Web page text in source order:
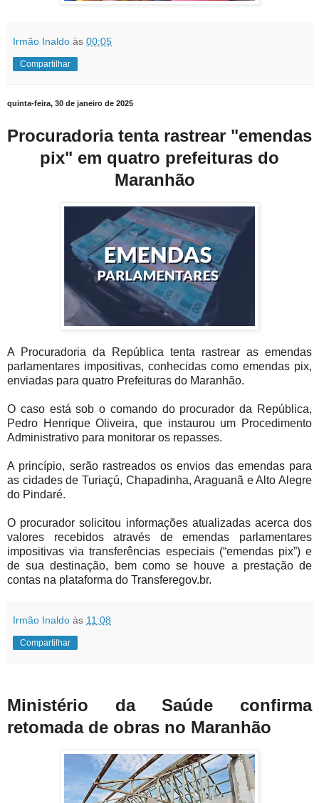
Irmão Inaldo às 00:05
Compartilhar
quinta-feira, 30 de janeiro de 2025
Procuradoria tenta rastrear "emendas
pix" em quatro prefeituras do
Maranhão
A Procuradoria da República tenta rastrear as emendas
parlamentares impositivas, conhecidas como emendas pix,
enviadas para quatro Prefeituras do Maranhão.
O caso está sob o comando do procurador da República,
Pedro Henrique Oliveira, que instaurou um Procedimento
Administrativo para monitorar os repasses.
A princípio, serão rastreados os envios das emendas para
as cidades de Turiaçú, Chapadinha, Araguanã e Alto Alegre
do Pindaré.
O procurador solicitou informações atualizadas acerca dos
valores recebidos através de emendas parlamentares
impositivas viatransferências especiais (“emendas pix”) e
de sua destinação, bem como se houve a prestação de
contas na plataforma do Transferegov.br.
Irmão Inaldo às 11:08
Compartilhar
Ministério da Saúde confirma
retomada de obras no Maranhão